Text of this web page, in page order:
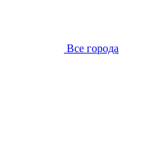
Все города